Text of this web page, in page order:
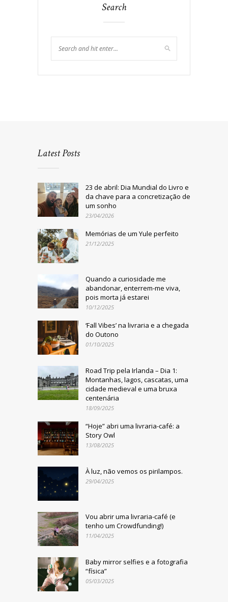
Search
Latest Posts
23 de abril: Dia Mundial do Livro e
da chave para a concretização de
um sonho
23/04/2026
Memórias de um Yule perfeito
21/12/2025
Quando a curiosidade me
abandonar, enterrem-me viva,
pois morta já estarei
10/12/2025
‘Fall Vibes’ na livraria e a chegada
do Outono
01/10/2025
Road Trip pela Irlanda – Dia 1:
Montanhas, lagos, cascatas, uma
cidade medieval e uma bruxa
centenária
18/09/2025
“Hoje” abri uma livraria-café: a
Story Owl
13/08/2025
À luz, não vemos os pirilampos.
29/04/2025
Vou abrir uma livraria-café (e
tenho um Crowdfunding!)
11/04/2025
Baby mirror selfies e a fotografia
“física”
05/03/2025